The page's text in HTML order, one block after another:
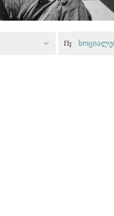
Права ЛГБТ